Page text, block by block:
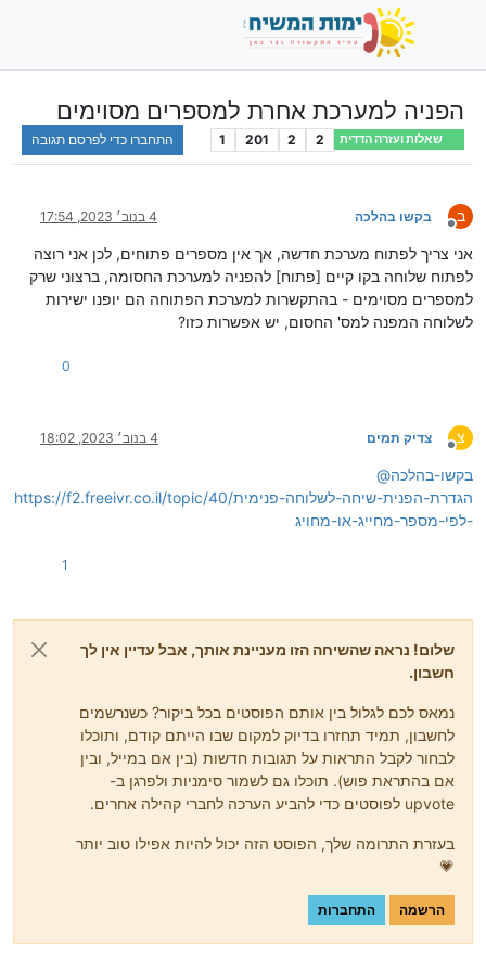
הפניה למערכת אחרת למספרים מסוימים
שאלות ועזרה הדדית 2
2
201
1 התחברו כדי לפרסם תגובה
ב
מנותק
בקשו בהלכה 4 בנוב׳ 2023, 17:54
אני צריך לפתוח מערכת חדשה, אך אין מספרים פתוחים, לכן אני רוצה
לפתוח שלוחה בקו קיים [פתוח] להפניה למערכת החסומה, ברצוני שרק
למספרים מסוימים - בהתקשרות למערכת הפתוחה הם יופנו ישירות
לשלוחה המפנה למס' החסום, יש אפשרות כזו?
0
צ
מנותק
צדיק תמים 4 בנוב׳ 2023, 18:02
@בקשו-בהלכה
https://f2.freeivr.co.il/topic/40/הגדרת-הפנית-שיחה-לשלוחה-פנימית
-לפי-מספר-מחייג-או-מחויג
1
שלום! נראה שהשיחה הזו מעניינת אותך, אבל עדיין אין לך
חשבון.
נמאס לכם לגלול בין אותם הפוסטים בכל ביקור? כשנרשמים
לחשבון, תמיד תחזרו בדיוק למקום שבו הייתם קודם, ותוכלו
לבחור לקבל התראות על תגובות חדשות (בין אם במייל, ובין
אם בהתראת פוש). תוכלו גם לשמור סימניות ולפרגן ב-
upvote לפוסטים כדי להביע הערכה לחברי קהילה אחרים.
בעזרת התרומה שלך, הפוסט הזה יכול להיות אפילו טוב יותר
💗
הרשמה התחברות